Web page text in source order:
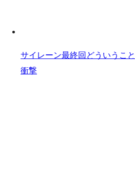
サイレーン最終回どういうこ
衝撃